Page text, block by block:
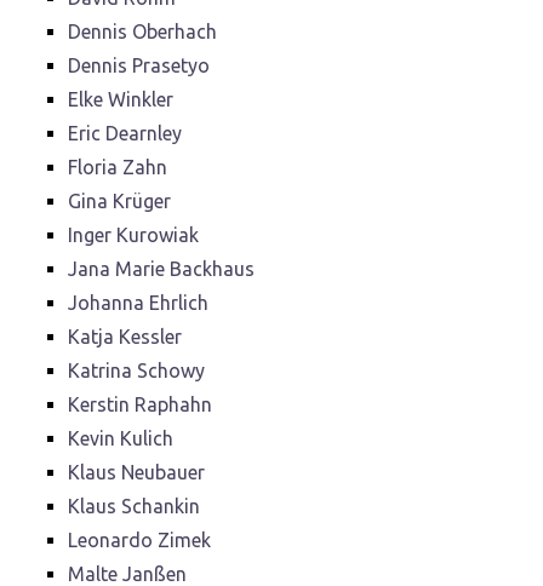
Dennis Oberhach
Dennis Prasetyo
Elke Winkler
Eric Dearnley
Floria Zahn
Gina Krüger
Inger Kurowiak
Jana Marie Backhaus
Johanna Ehrlich
Katja Kessler
Katrina Schowy
Kerstin Raphahn
Kevin Kulich
Klaus Neubauer
Klaus Schankin
Leonardo Zimek
Malte Janßen